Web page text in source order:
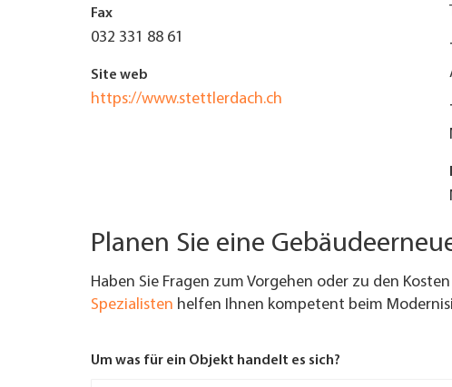
Fax
032 331 88 61
Site web
https://www.stettlerdach.ch
Planen Sie eine
Haben Sie Fragen zum Vorgehen oder zu den
Spezialisten helfen Ihnen kompetent beim
Um was für ein Objekt handelt es sich?